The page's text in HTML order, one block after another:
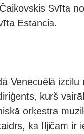
Svīta
Estancia.
Venecuēlā izcilu
kurš
orķestra
ka Iljičam ir